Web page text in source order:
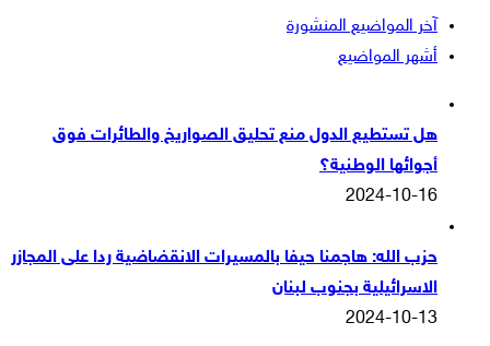
آخر المواضيع المنشورة
أشهر المواضيع
هل تستطيع الدول منع تحليق الصواريخ والطائرات فوق
أجوائها الوطنية؟
2024-10-16
حزب الله: هاجمنا حيفا بالمسيرات الانقضاضية ردا على المجازر
الاسرائيلية بجنوب لبنان
2024-10-13